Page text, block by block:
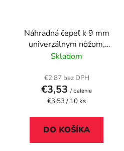
Náhradná čepeľ k 9 mm
univerzálnym nôžom,
FISKARS
Skladom
€2,87 bez DPH
€3,53 / balenie
Jednotková
€3,53 / 10 ks
DO KOŠÍKA